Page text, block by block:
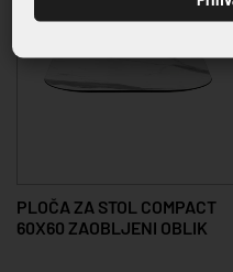
PLOČA ZA STOL COMPACT
60X60 ZAOBLJENI OBLIK